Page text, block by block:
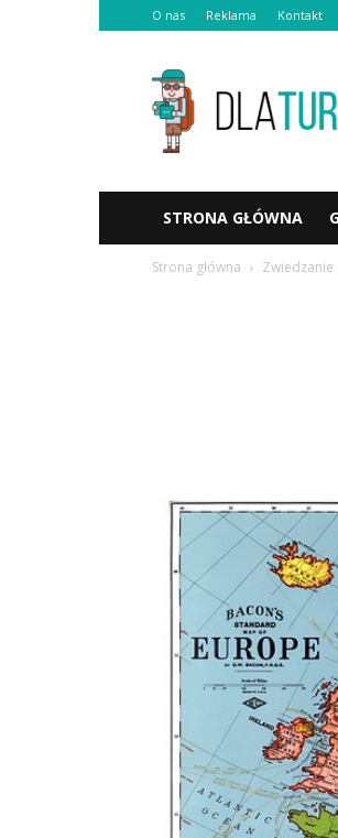
O nas Reklama Kontakt
Dlaturysty.pl
STRONA GŁÓWNA
Strona główna Zwiedzanie